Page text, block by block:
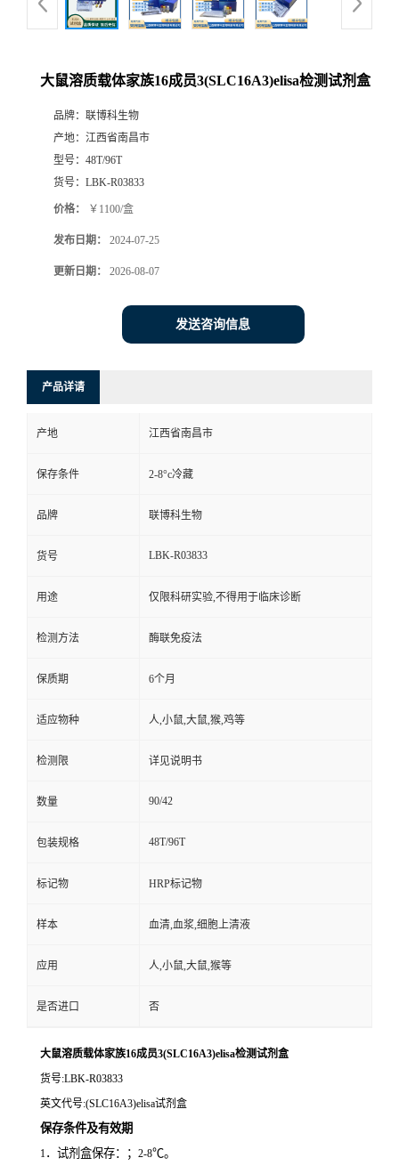
大鼠溶质载体家族16成员3(SLC16A3)elisa检测试剂盒
品牌： 联博科生物
产地： 江西省南昌市
型号： 48T/96T
货号： LBK-R03833
价格： ￥1100/盒
发布日期： 2024-07-25
更新日期： 2026-08-07
发送咨询信息
产品详请
产地 江西省南昌市
保存条件 2-8°c冷藏
品牌 联博科生物
货号 LBK-R03833
用途 仅限科研实验,不得用于临床诊断
检测方法 酶联免疫法
保质期 6个月
适应物种 人,小鼠,大鼠,猴,鸡等
检测限 详见说明书
数量 90/42
包装规格 48T/96T
标记物 HRP标记物
样本 血清,血浆,细胞上清液
应用 人,小鼠,大鼠,猴等
是否进口 否
大鼠溶质载体家族16成员3(SLC16A3)elisa检测试剂盒
货号:LBK-R03833
英文代号:(SLC16A3)elisa试剂盒
保存条件及有效期
1．试剂盒保存：； 2-8℃。